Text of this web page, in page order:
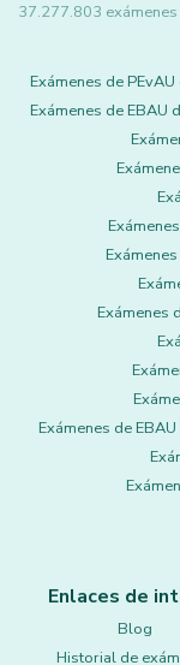
37.277.803
Exámenes de
Exámenes de EBAU
Exámenes
Exámenes de
Enlaces de
Blog
Historial de